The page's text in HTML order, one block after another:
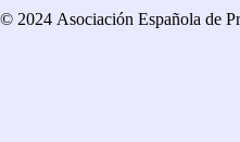
© 2024 Asociación Española de